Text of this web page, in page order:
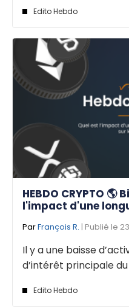
Edito Hebdo
HEBDO CRYPTO 🌎
l'impact d'une
ParFrançois R. | Publié le
Il y a une baisse
d’intérêt principale du
Edito Hebdo